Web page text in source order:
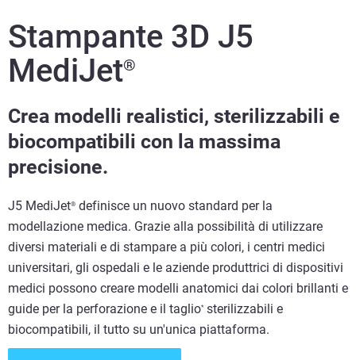
Stampante 3D J5
MediJet®
Crea modelli realistici, sterilizzabili e
biocompatibili con la massima
precisione.
J5 MediJet® definisce un nuovo standard per la
modellazione medica. Grazie alla possibilità di utilizzare
diversi materiali e di stampare a più colori, i centri medici
universitari, gli ospedali e le aziende produttrici di dispositivi
medici possono creare modelli anatomici dai colori brillanti e
guide per la perforazione e il taglio*sterilizzabili e
biocompatibili, il tutto su un'unica piattaforma.